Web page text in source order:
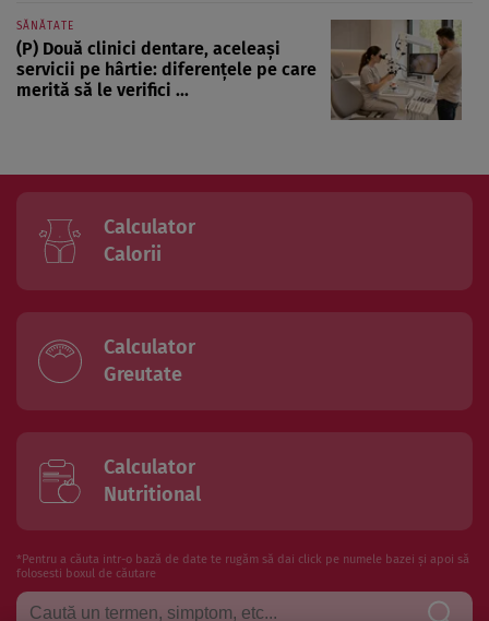
SĂNĂTATE
(P) Două clinici dentare, aceleași
servicii pe hârtie: diferențele pe care
merită să le verifici ...
Calculator
Calorii
Calculator
Greutate
Calculator
Nutritional
*Pentru a căuta intr-o bază de date te rugăm să dai click pe numele bazei și apoi să
folosesti boxul de căutare